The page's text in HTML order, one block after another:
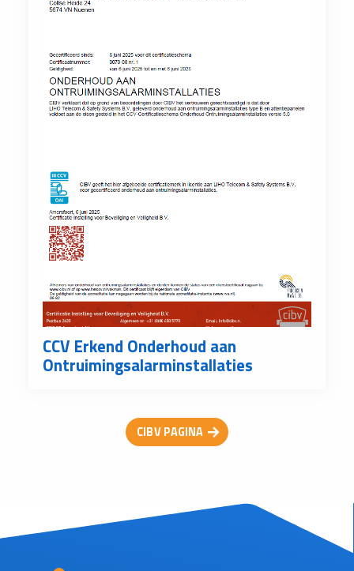
CCV Erkend Onderhoud aan
Ontruimingsalarminstallaties
CIBV PAGINA